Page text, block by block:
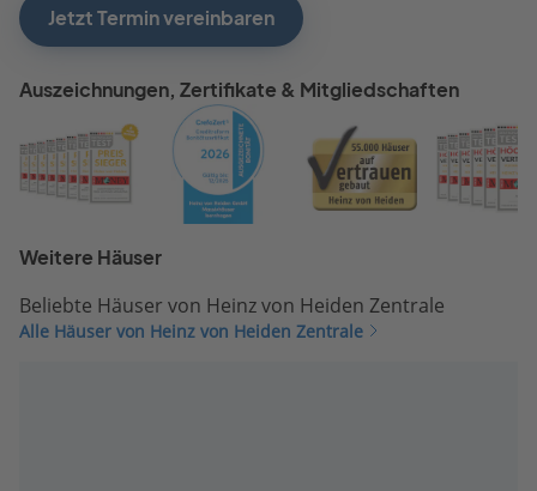
Jetzt Termin vereinbaren
Auszeichnungen, Zertifikate & Mitgliedschaften
Weitere Häuser
Beliebte Häuser von Heinz von Heiden Zentrale
Alle Häuser von Heinz von Heiden Zentrale